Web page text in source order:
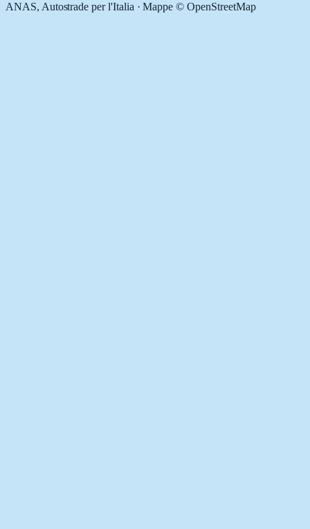
ANAS, Autostrade per l'Italia · Mappe © OpenStreetMap